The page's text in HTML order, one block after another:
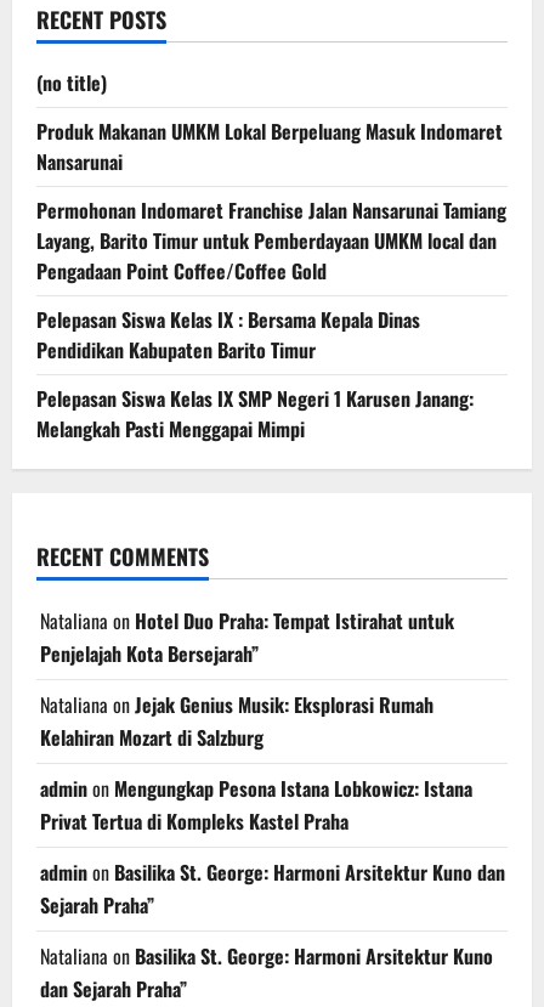
RECENT POSTS
(no title)
Produk Makanan UMKM Lokal Berpeluang Masuk Indomaret
Nansarunai
Permohonan Indomaret Franchise Jalan Nansarunai Tamiang
Layang, Barito Timur untuk Pemberdayaan UMKM local dan
Pengadaan Point Coffee/Coffee Gold
Pelepasan Siswa Kelas IX : Bersama Kepala Dinas
Pendidikan Kabupaten Barito Timur
Pelepasan Siswa Kelas IX SMP Negeri 1 Karusen Janang:
Melangkah Pasti Menggapai Mimpi
RECENT COMMENTS
Nataliana on Hotel Duo Praha: Tempat Istirahat untuk
Penjelajah Kota Bersejarah”
Nataliana onJejak Genius Musik: Eksplorasi Rumah
Kelahiran Mozart di Salzburg
adminon Mengungkap Pesona Istana Lobkowicz: Istana
Privat Tertua di Kompleks Kastel Praha
adminon Basilika St. George: Harmoni Arsitektur Kuno dan
Sejarah Praha”
Nataliana on Basilika St. George: Harmoni Arsitektur Kuno
dan Sejarah Praha”